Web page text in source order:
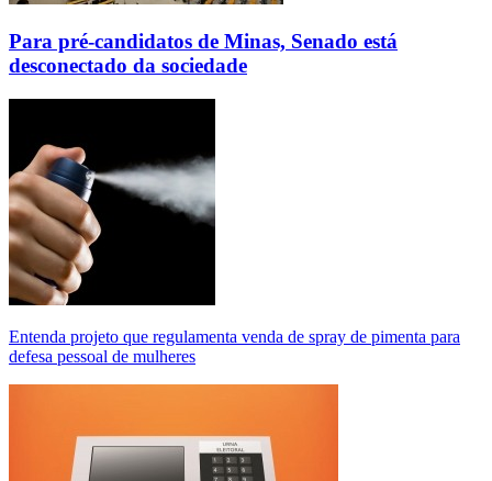
Para pré-candidatos de Minas, Senado está
desconectado da sociedade
Entenda projeto que regulamenta venda de spray de pimenta para
defesa pessoal de mulheres